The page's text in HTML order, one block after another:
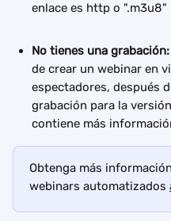
enlace es http o ".m3u8"
No tienes una grabación:
de crear un webinar en
espectadores, después
grabación para la
contiene más
Obtenga más
webinars automatizados